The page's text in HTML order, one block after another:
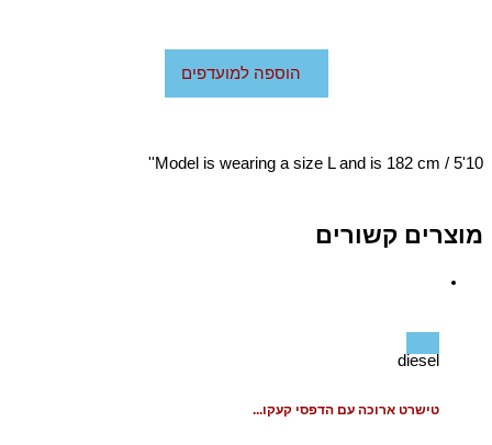
הוספה למועדפים
Model is wearing a size L and is 182 cm / 5'10''
מוצרים קשורים
diesel
טישרט ארוכה עם הדפסי קעקו...